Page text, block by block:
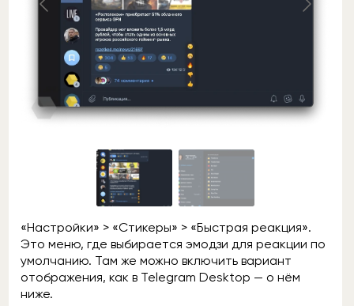
«Настройки» > «Стикеры» > «Быстрая реакция».
Это меню, где выбирается эмодзи для реакции по
умолчанию. Там же можно включить вариант
отображения, как в Telegram Desktop — о нём
ниже.